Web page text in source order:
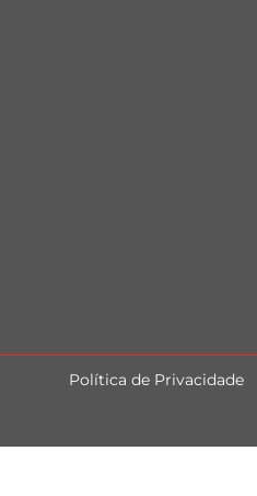
Política de Privacidade